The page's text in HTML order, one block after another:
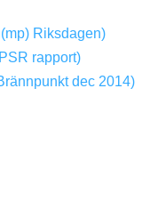
Riksdagen)
rapport)
dec 2014)